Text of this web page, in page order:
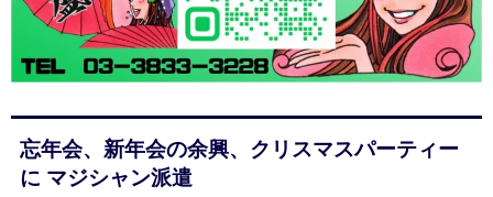
忘年会、新年会の余興、クリスマスパーティー
に マジシャン派遣